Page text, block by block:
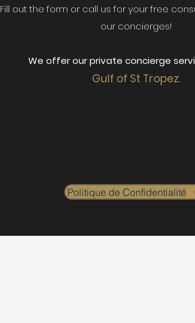
Fill out the form or call us for your free
our concierges!
We offer our private concierge
Gulf of St Tropez.
Politique de Confidentialité